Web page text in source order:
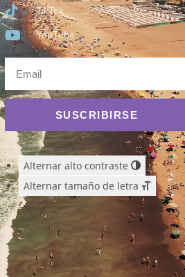
TikTok
YouTube
SUSCRIBIRSE
Alternar alto contraste
Alternar tamaño de letra